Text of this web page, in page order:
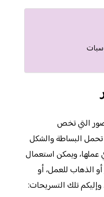
التي تخص
تحمل البساطة والشكل
عملها، ويمكن استعمال
الذهاب للعمل، أو
تلك التسريحات: